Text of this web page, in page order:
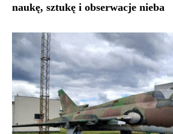
naukę, sztukę i obserwacje nieba